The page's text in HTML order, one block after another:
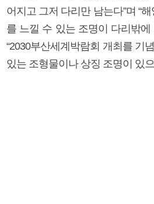
어지고 그저 다리만 남는다”며 “
를 느낄 수 있는 조명이 다리밖에
“2030부산세계박람회 개최를 기
있는 조형물이나 상징 조명이 있